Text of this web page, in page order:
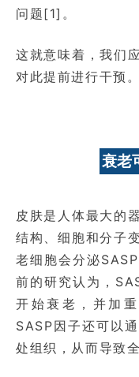
问题[1]。
这就意味着，我们
对此提前进行干预。
衰老
皮肤是人体最大的
结构、细胞和分子
老细胞会分泌
前的研究认为，
开始衰老，并加
SASP因子还可以
处组织，从而导致